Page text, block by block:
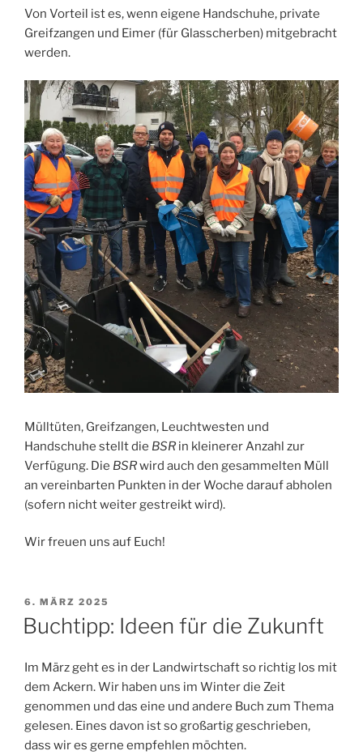
Von Vorteil ist es, wenn eigene Handschuhe, private
Greifzangen und Eimer (für Glasscherben) mitgebracht
werden.
Mülltüten, Greifzangen, Leuchtwesten und
Handschuhe stellt die BSRin kleinerer Anzahl zur
Verfügung. Die BSRwird auch den gesammelten Müll
an vereinbarten Punkten in der Woche darauf abholen
(sofern nicht weiter gestreikt wird).
Wir freuen uns auf Euch!
VERÖFFENTLICHT
AM
6. MÄRZ 2025
Buchtipp: Ideen für die Zukunft
Im März geht es in der Landwirtschaft so richtig los mit
dem Ackern. Wir haben uns im Winter die Zeit
genommen und das eine und andere Buch zum Thema
gelesen. Eines davon ist so großartig geschrieben,
dass wir es gerne empfehlen möchten.